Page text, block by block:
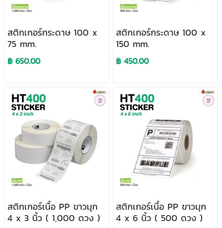
สติกเกอร์กระดาษ 100 x
75 mm.
฿ 650.00
สติกเกอร์กระดาษ 100 x
150 mm.
฿ 450.00
สติกเกอร์เนื้อ PP ขาวมุก
4 x 3 นิ้ว ( 1,000 ดวง )
สติกเกอร์เนื้อ PP ขาวมุก
4 x 6 นิ้ว ( 500 ดวง )